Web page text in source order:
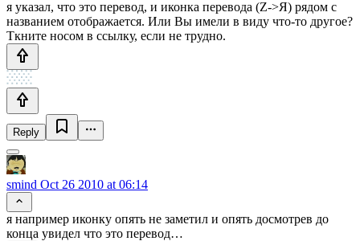
я указал, что это перевод, и иконка перевода (Z->Я) рядом с
названием отображается. Или Вы имели в виду что-то другое?
Ткните носом в ссылку, если не трудно.
Reply
smind Oct 26 2010 at 06:14
я например иконку опять не заметил и опять досмотрев до
конца увидел что это перевод…